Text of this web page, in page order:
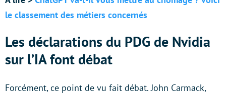
le classement des métiers concernés
Les déclarations du PDG de Nvidia
sur l’IA font débat
Forcément, ce point de vu fait débat. John Carmack,